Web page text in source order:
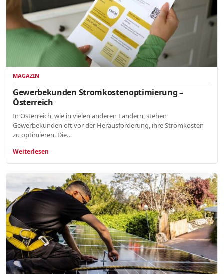
MAGAZIN
Gewerbekunden Stromkostenoptimierung –
Österreich
In Österreich, wie in vielen anderen Ländern, stehen
Gewerbekunden oft vor der Herausforderung, ihre Stromkosten
zu optimieren. Die…
Weiterlesen